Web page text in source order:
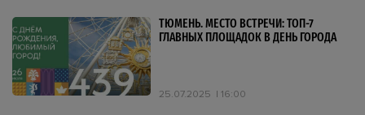
ТЮМЕНЬ. МЕСТО ВСТРЕЧИ: ТОП-7
ГЛАВНЫХ ПЛОЩАДОК В ДЕНЬ ГОРОДА
25.07.2025 16:00